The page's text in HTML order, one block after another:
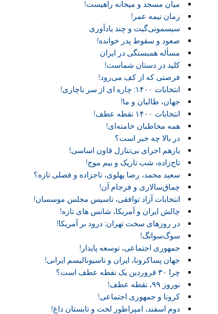
میان مسجد و میخانه راهیست!‏
زمان نیمه عمر!‏
سیسمونی‌گیت و چند یادآوری
صعود و سقوط پدر خوانده!‏
مسأله همبستگی در ایران
کلید در دستان شماست!‏
فرصتی که از کف می‌رود!
انتخابات ۱۴۰۰: چاره ای از سر ناچاری!
جهان، طالبان و ما!
انتخابات ۱۴۰۰ نقطه عطف!‏
همه مخاطبان خامنه‌ای!
در بالا چه خبر است؟‎ ‎
بازهم اجرای بی‌تنازل قاون اساسی!
تاج‌زاده، شب تاریک و بیم موج!
سعید محمد، رضا پهلوی، تاجزاده و فصلی تازه؟
چماق‌سالاری و فرجام آن!‏
انتخابات آزاد توافقی، تاسیس مجلس موسسان!‏
چالش ایران و آمریکا، شانس های تازه!
در روز‌های سخت تهران: درود بر آمریکا!
سوگ‌‌سوانگ!‏
جمهوری اجتماعی، توسعه پایدار!
جهان پساکرونا، ایران و ناسیونالیسم ایرانی!
چرا ۳۰ فروردین یک نقطه عطف است؟
نوروز ۹۹، نقطه عطف!‏
کرونا و جمهوری اجتماعی!‏
دوم اسفند، امپراطور لخت و تابستان داغ!